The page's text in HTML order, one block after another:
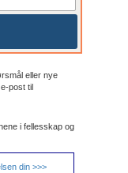
eller nye
post til
i fellesskap og
din >>>